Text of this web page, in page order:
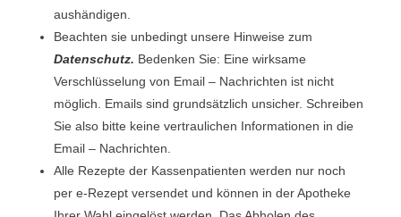
aushändigen.
Beachten sie unbedingt unsere Hinweise zum
Datenschutz. Bedenken Sie: Eine wirksame
Verschlüsselung von Email – Nachrichten ist nicht
möglich. Emails sind grundsätzlich unsicher. Schreiben
Sie also bitte keine vertraulichen Informationen in die
Email – Nachrichten.
Alle Rezepte der Kassenpatienten werden nur noch
per e-Rezept versendet und können in der Apotheke